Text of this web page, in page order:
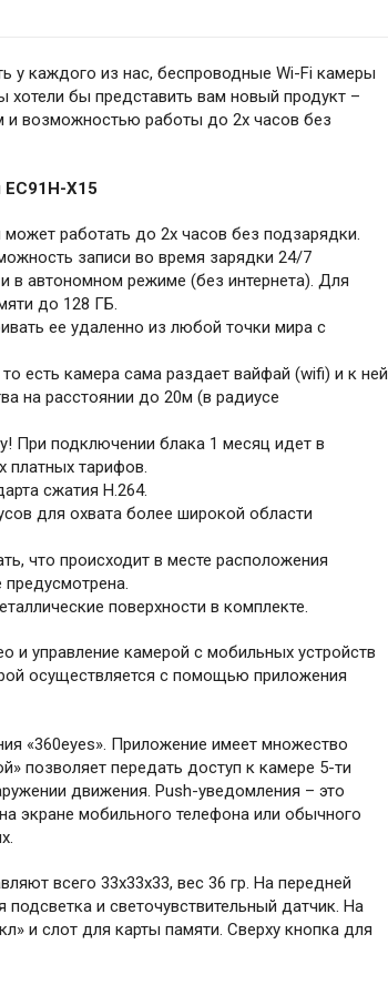
у каждого из нас, беспроводные Wi-Fi камеры
бы представить вам новый продукт –
и возможностью работы до 2х часов без
X15
работать до 2х часов без подзарядки.
записи во время зарядки 24/7
в автономном режиме (без интернета). Для
до 128 ГБ.
ее удаленно из любой точки мира с
есть камера сама раздает вайфай (wifi) и к ней
на расстоянии до 20м (в радиусе
При подключении блака 1 месяц идет в
платных тарифов.
сжатия H.264.
для охвата более широкой области
что происходит в месте расположения
поверхности в комплекте.
и управление камерой с мобильных устройств
осуществляется с помощью приложения
«360eyes». Приложение имеет множество
позволяет передать доступ к камере 5-ти
движения. Push-уведомления – это
экране мобильного телефона или обычного
всего 33х33х33, вес 36 гр. На передней
и светочувствительный датчик. На
и слот для карты памяти. Сверху кнопка для